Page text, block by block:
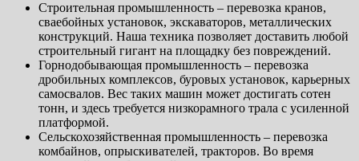
Строительная промышленность – перевозка кранов,
сваебойных установок, экскаваторов, металлических
конструкций. Наша техника позволяет доставить любой
строительный гигант на площадку без повреждений.
Горнодобывающая промышленность – перевозка
дробильных комплексов, буровых установок, карьерных
самосвалов. Вес таких машин может достигать сотен
тонн, и здесь требуется низкорамного трала с усиленной
платформой.
Сельскохозяйственная промышленность – перевозка
комбайнов, опрыскивателей, тракторов. Во время